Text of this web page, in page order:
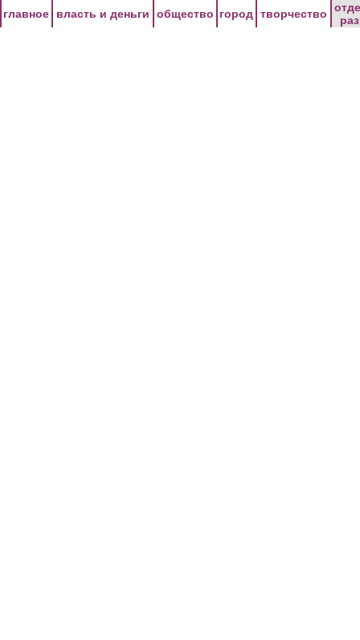
главное власть и деньги общество город творчество